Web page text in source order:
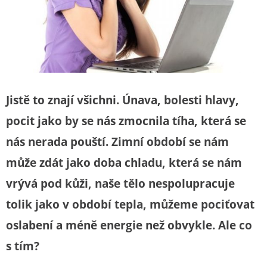
Jistě to znají všichni. Únava, bolesti hlavy,
pocit jako by se nás zmocnila tíha, která se
nás nerada pouští. Zimní období se nám
může zdát jako doba chladu, která se nám
vrývá pod kůži, naše tělo nespolupracuje
tolik jako v období tepla, můžeme pociťovat
oslabení a méně energie než obvykle. Ale co
s tím?